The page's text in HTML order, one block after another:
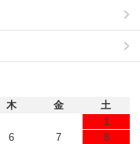
木 金
土
1
6 7
8